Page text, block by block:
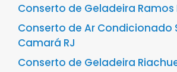
Conserto de Geladeira Ramos
Conserto de Ar Condicionado
Camará RJ
Conserto de Geladeira